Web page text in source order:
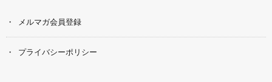
メルマガ会員登録
プライバシーポリシー